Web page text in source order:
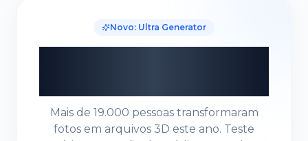
Novo: Ultra Generator
Mais de 19.000 pessoas transformaram
fotos em arquivos 3D este ano. Teste